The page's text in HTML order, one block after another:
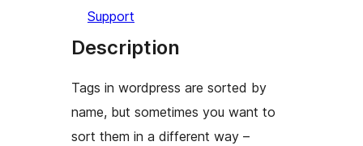
Support
Description
Tags in wordpress are sorted by
name, but sometimes you want to
sort them in a different way –